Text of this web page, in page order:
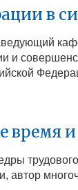
в
и
время
автор